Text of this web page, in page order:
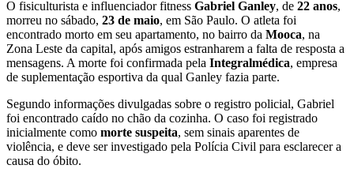
O fisiculturista e influenciador fitness Gabriel Ganley, de 22 anos,
morreu no sábado, 23 de maio, em São Paulo. O atleta foi
encontrado morto em seu apartamento, no bairro da Mooca, na
Zona Leste da capital, após amigos estranharem a falta de resposta a
mensagens. A morte foi confirmada pela Integralmédica, empresa
de suplementação esportiva da qual Ganley fazia parte.
Segundo informações divulgadas sobre o registro policial, Gabriel
foi encontrado caído no chão da cozinha. O caso foi registrado
inicialmente como morte suspeita, sem sinais aparentes de
violência, e deve ser investigado pela Polícia Civil para esclarecer a
causa do óbito.